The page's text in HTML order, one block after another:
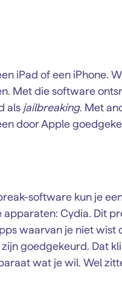
iPad of een iPhone.
Met die software
als jailbreaking. Met
door Apple
software kun je
Cydia. Dit
waarvan je niet wist
goedgekeurd. Dat
wat je wil. Wel